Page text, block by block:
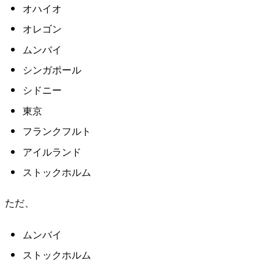
オハイオ
オレゴン
ムンバイ
シンガポール
シドニー
東京
フランクフルト
アイルランド
ストックホルム
ただ、
ムンバイ
ストックホルム